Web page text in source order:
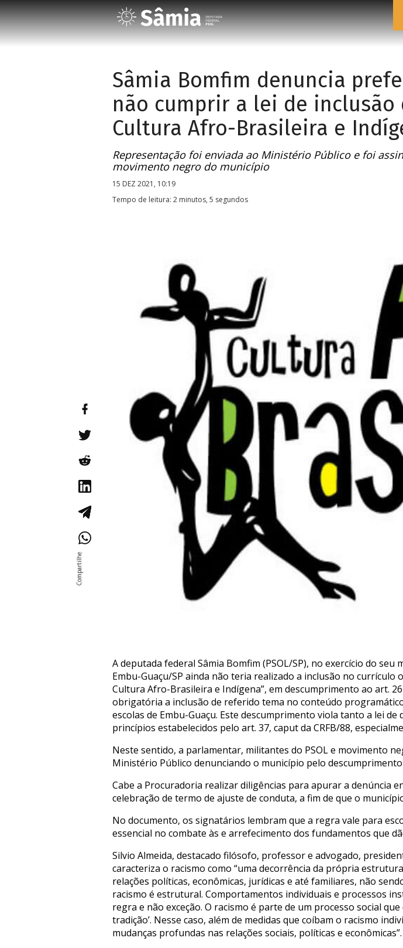
Sâmia Bomfim denuncia
não cumprir a lei de
Cultura Afro-Brasileira e
Representação foi enviada ao Ministério Público e foi
movimento negro do município
15 DEZ 2021, 10:19
Tempo de leitura: 2 minutos, 5 segundos
A deputada federal Sâmia Bomfim (PSOL/SP), no exercício do
Embu-Guaçu/SP ainda não teria realizado a inclusão no currículo
Cultura Afro-Brasileira e Indígena”, em descumprimento ao art.
obrigatória a inclusão de referido tema no conteúdo
escolas de Embu-Guaçu. Este descumprimento viola tanto a lei
princípios estabelecidos pelo art. 37, caput da CRFB/88,
Neste sentido, a parlamentar, militantes do PSOL e movimento
Ministério Público denunciando o município pelo descumprimento
Cabe a Procuradoria realizar diligências para apurar a denúncia
celebração de termo de ajuste de conduta, a fim de que o
No documento, os signatários lembram que a regra vale para
essencial no combate às e arrefecimento dos fundamentos que
Silvio Almeida, destacado filósofo, professor e advogado,
caracteriza o racismo como “uma decorrência da própria
relações políticas, econômicas, jurídicas e até familiares, não
racismo é estrutural. Comportamentos individuais e processos
regra e não exceção. O racismo é parte de um processo social
tradição’. Nesse caso, além de medidas que coíbam o racismo
mudanças profundas nas relações sociais, políticas e econômicas”.